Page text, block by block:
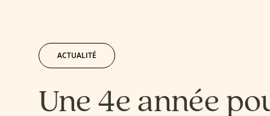
ACTUALITÉ
Une 4e année